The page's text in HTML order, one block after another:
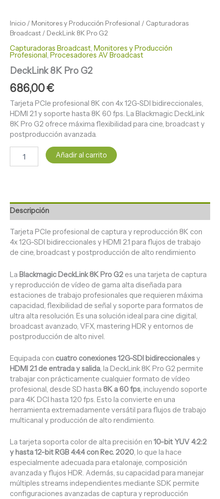
Inicio / Monitores y Producción Profesional / Capturadoras
Broadcast / DeckLink 8K Pro G2
Capturadoras Broadcast Monitores y Producción
Profesional Procesadores AV Broadcast
DeckLink 8K Pro G2
686,00€
Tarjeta PCIe profesional 8K con 4x 12G-SDI bidireccionales,
HDMI 2.1 y soporte hasta 8K 60 fps. La Blackmagic DeckLink
8K Pro G2 ofrece máxima flexibilidad para cine, broadcast y
postproducción avanzada.
Añadir al carrito
Descripción
Tarjeta PCIe profesional de captura y reproducción 8K con
4x 12G-SDI bidireccionales y HDMI 2.1 para flujos de trabajo
de cine, broadcast y postproducción de alto rendimiento
La Blackmagic DeckLink 8K Pro G2 es una tarjeta de captura
y reproducción de vídeo de gama alta diseñada para
estaciones de trabajo profesionales que requieren máxima
capacidad, flexibilidad de señal y soporte para formatos de
ultra alta resolución. Es una solución ideal para cine digital,
broadcast avanzado, VFX, mastering HDR y entornos de
postproducción de alto nivel.
Equipada con cuatro conexiones 12G-SDI bidireccionalesy
HDMI 2.1 de entrada y salida, la DeckLink 8K Pro G2 permite
trabajar con prácticamente cualquier formato de vídeo
profesional, desde SD hasta 8K a 60 fps, incluyendo soporte
para 4K DCI hasta 120 fps. Esto la convierte en una
herramienta extremadamente versátil para flujos de trabajo
multicanal y producción de alto rendimiento.
La tarjeta soporta color de alta precisión en 10-bit YUV 4:2:2
y hasta 12-bit RGB 4:4:4 con Rec. 2020, lo que la hace
especialmente adecuada para etalonaje, composición
avanzada y flujos HDR. Además, su capacidad para manejar
múltiples streams independientes mediante SDK permite
configuraciones avanzadas de captura y reproducción